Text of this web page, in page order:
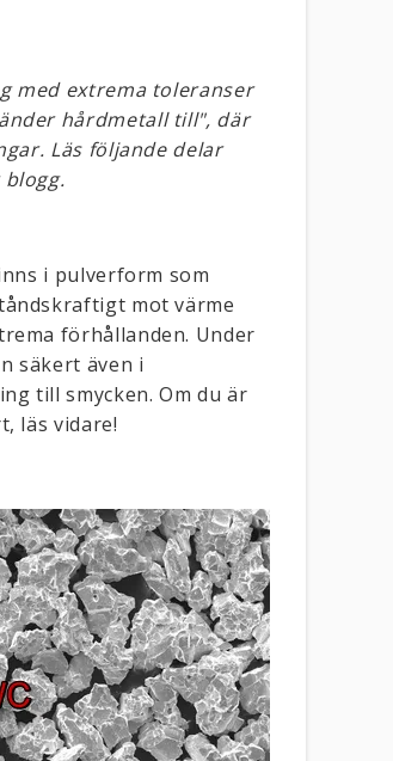
med extrema toleranser
hårdmetall till", där
Läs följande delar
i pulverform som
mot värme
förhållanden. Under
säkert även i
till smycken. Om du är
läs vidare!